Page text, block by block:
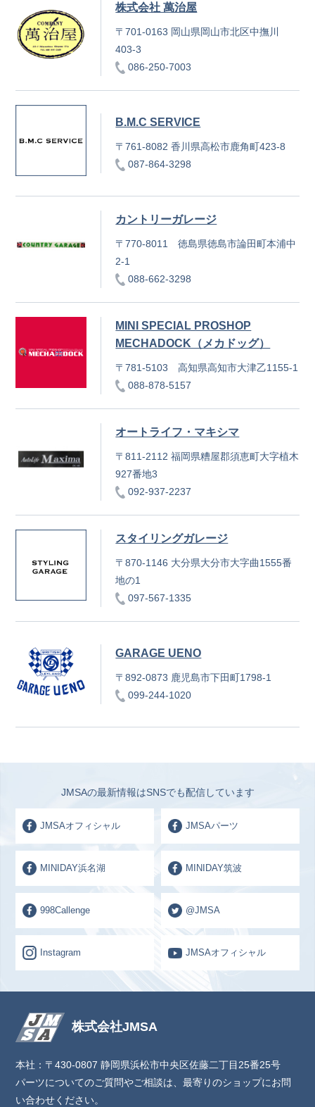
株式会社 萬治屋
〒701-0163 岡山県岡山市北区中撫川
403-3
086-250-7003
B.M.C SERVICE
〒761-8082 香川県高松市鹿角町423-8
087-864-3298
カントリーガレージ
〒770-8011 徳島県徳島市論田町本浦中
2-1
088-662-3298
MINI SPECIAL PROSHOP
MECHADOCK（メカドッグ）
〒781-5103 高知県高知市大津乙1155-1
088-878-5157
オートライフ・マキシマ
〒811-2112 福岡県糟屋郡須恵町大字植木
927番地3
092-937-2237
スタイリングガレージ
〒870-1146 大分県大分市大字曲1555番
地の1
097-567-1335
GARAGE UENO
〒892-0873 鹿児島市下田町1798-1
099-244-1020
JMSAの最新情報はSNSでも配信しています
JMSAオフィシャル JMSAパーツ
MINIDAY浜名湖 MINIDAY筑波
998Callenge @JMSA
Instagram JMSAオフィシャル
株式会社JMSA
本社：〒430-0807 静岡県浜松市中央区佐藤二丁目25番25号
パーツについてのご質問やご相談は、最寄りのショップにお問
い合わせください。